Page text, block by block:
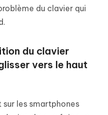
du clavier qui
du clavier
vers le haut
les smartphones